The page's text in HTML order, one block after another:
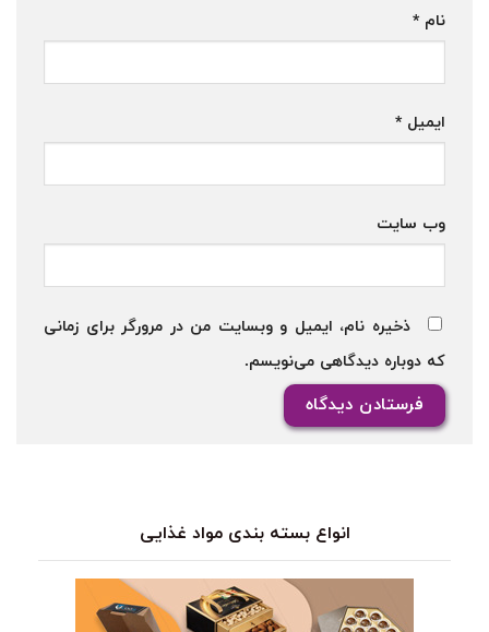
نام *
ایمیل *
وب‌ سایت
ذخیره نام، ایمیل و وبسایت من در مرورگر برای زمانی
که دوباره دیدگاهی می‌نویسم.
انواع بسته بندی مواد غذایی